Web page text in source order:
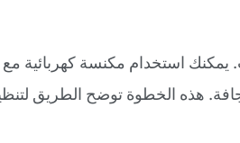
يمكنك استخدام مكنسة كهربائية
هذه الخطوة توضح الطريق